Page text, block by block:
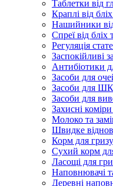
Таблетки від
Краплі від
Нашийники від
Спреї від бліх
Регуляція
Заспокійливі
Антибіотики
Засоби для
Засоби для
Засоби для
Захисні коміри
Молоко та
Швидке
Корм для
Сухий корм
Ласощі для
Наповнювачі
Деревні